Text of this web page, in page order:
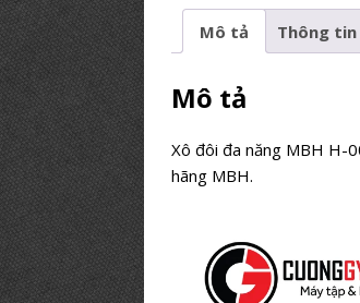
Mô tả Thông tin
Mô tả
Xô đôi đa năng MBH H-
hãng MBH.